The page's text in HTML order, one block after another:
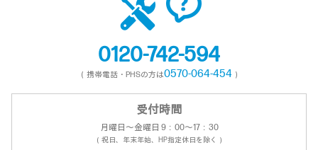
0120-742-594
（携帯電話・PHSの方は0570-064-454 ）
受付時間
月曜日～金曜日 9：00～17：30
（祝日、年末年始、HP指定休日を除く）